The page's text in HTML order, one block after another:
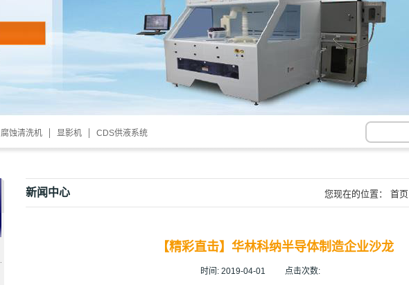
腐蚀清洗机 显影机 CDS供液系统
新闻中心 您现在的位置： 首页
【精彩直击】华林科纳半导体制造企业沙龙
时间: 2019-04-01 点击次数: